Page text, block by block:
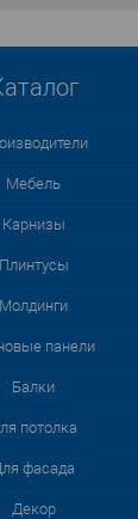
Мебель
Карнизы
Плинтусы
Молдинги
панели
Балки
потолка
фасада
Декор